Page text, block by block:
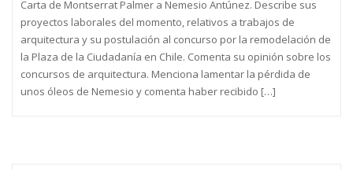
Carta de Montserrat Palmer a Nemesio Antúnez. Describe sus
proyectos laborales del momento, relativos a trabajos de
arquitectura y su postulación al concurso por la remodelación de
la Plaza de la Ciudadanía en Chile. Comenta su opinión sobre los
concursos de arquitectura. Menciona lamentar la pérdida de
unos óleos de Nemesio y comenta haber recibido […]